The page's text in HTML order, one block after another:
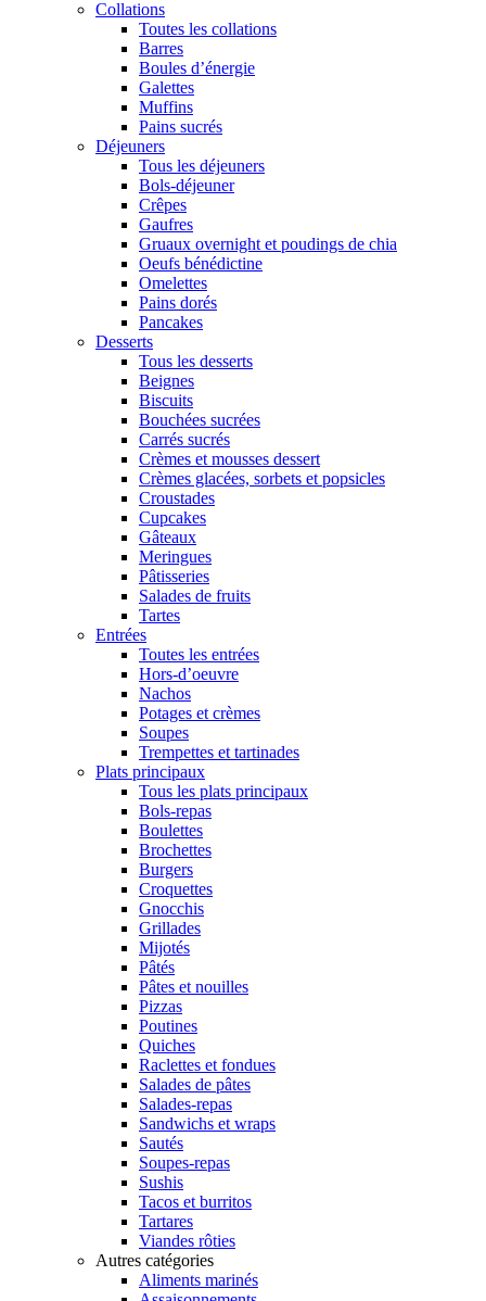
Collations
Toutes les collations
Barres
Boules d’énergie
Galettes
Muffins
Pains sucrés
Déjeuners
Tous les déjeuners
Bols-déjeuner
Crêpes
Gaufres
Gruaux overnight et poudings de chia
Oeufs bénédictine
Omelettes
Pains dorés
Pancakes
Desserts
Tous les desserts
Beignes
Biscuits
Bouchées sucrées
Carrés sucrés
Crèmes et mousses dessert
Crèmes glacées, sorbets et popsicles
Croustades
Cupcakes
Gâteaux
Meringues
Pâtisseries
Salades de fruits
Tartes
Entrées
Toutes les entrées
Hors-d’oeuvre
Nachos
Potages et crèmes
Soupes
Trempettes et tartinades
Plats principaux
Tous les plats principaux
Bols-repas
Boulettes
Brochettes
Burgers
Croquettes
Gnocchis
Grillades
Mijotés
Pâtés
Pâtes et nouilles
Pizzas
Poutines
Quiches
Raclettes et fondues
Salades de pâtes
Salades-repas
Sandwichs et wraps
Sautés
Soupes-repas
Sushis
Tacos et burritos
Tartares
Viandes rôties
Autres catégories
Aliments marinés